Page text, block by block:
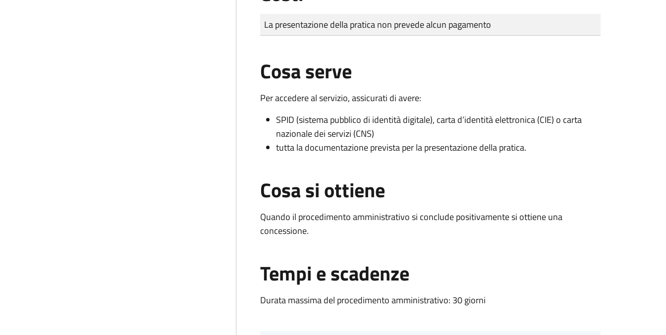
Tipo di pagamento
Importo
La presentazione della pratica non prevede alcun pagamento
Cosa serve
Per accedere al servizio, assicurati di avere:
SPID (sistema pubblico di identità digitale), carta d’identità elettronica (CIE) o carta
nazionale dei servizi (CNS)
tutta la documentazione prevista per la presentazione della pratica.
Cosa si ottiene
Quando il procedimento amministrativo si conclude positivamente si ottiene una
concessione.
Tempi e scadenze
Durata massima del procedimento amministrativo: 30 giorni